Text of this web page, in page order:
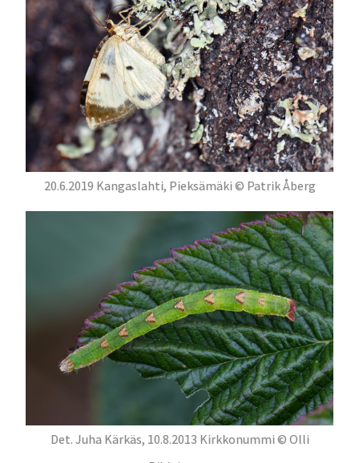
20.6.2019 Kangaslahti, Pieksämäki © Patrik Åberg
Det. Juha Kärkäs, 10.8.2013 Kirkkonummi © Olli